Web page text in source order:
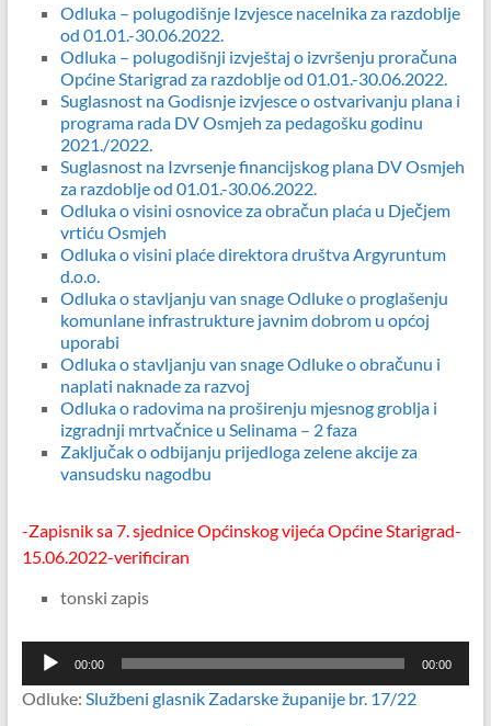
Odluka – polugodišnje Izvjesce nacelnika za razdoblje
od 01.01.-30.06.2022.
Odluka – polugodišnji izvještaj o izvršenju proračuna
Općine Starigrad za razdoblje od 01.01.-30.06.2022.
Suglasnost na Godisnje izvjesce o ostvarivanju plana i
programa rada DV Osmjeh za pedagošku godinu
2021./2022.
Suglasnost na Izvrsenje financijskog plana DV Osmjeh
za razdoblje od 01.01.-30.06.2022.
Odluka o visini osnovice za obračun plaća u Dječjem
vrtiću Osmjeh
Odluka o visini plaće direktora društva Argyruntum
d.o.o.
Odluka o stavljanju van snage Odluke o proglašenju
komunlane infrastrukture javnim dobrom u općoj
uporabi
Odluka o stavljanju van snage Odluke o obračunu i
naplati naknade za razvoj
Odluka o radovima na proširenju mjesnog groblja i
izgradnji mrtvačnice u Selinama – 2 faza
Zaključak o odbijanju prijedloga zelene akcije za
vansudsku nagodbu
-Zapisnik sa 7. sjednice Općinskog vijeća Općine Starigrad-
15.06.2022-verificiran
tonski zapis
Reproduktor
audiozapisa
00:00 00:00
Odluke: Službeni glasnik Zadarske županije br. 17/22